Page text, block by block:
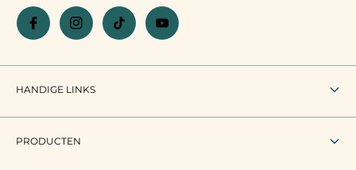
HANDIGE LINKS
PRODUCTEN